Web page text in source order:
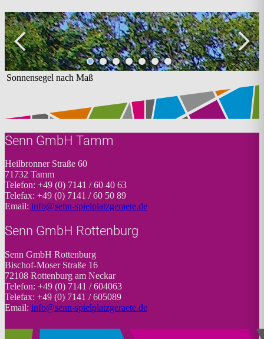
Sonnensegel nach Maß
Senn GmbH Tamm
Heilbronner Straße 60
71732 Tamm
Telefon: +49 (0) 7141 / 60 40 63
Telefax: +49 (0) 7141 / 60 50 89
Email: info@senn-spielplatzgeraete.de
Senn GmbH Rottenburg
Senn GmbH Rottenburg
Bischof-Moser Straße 16
72108 Rottenburg am Neckar
Telefon: +49 (0) 7141 / 604063
Telefax: +49 (0) 7141 / 605089
Email: info@senn-spielplatzgeraete.de